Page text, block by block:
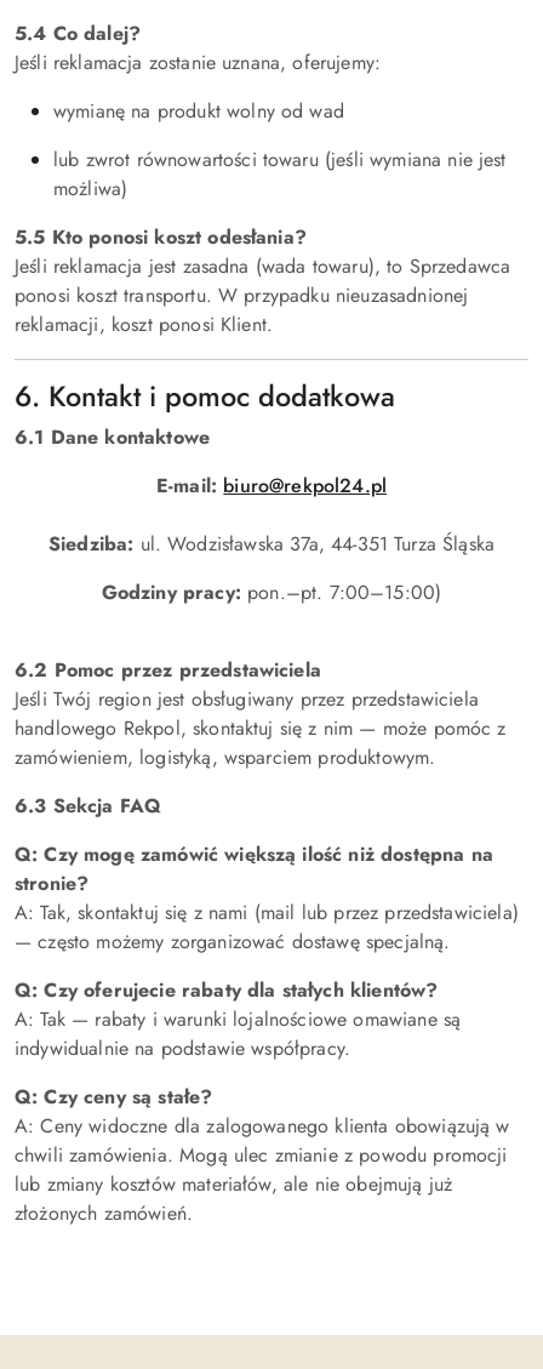
5.4 Co dalej?
Jeśli reklamacja zostanie uznana, oferujemy:
wymianę na produkt wolny od wad
lub zwrot równowartości towaru (jeśli wymiana nie jest
możliwa)
5.5 Kto ponosi koszt odesłania?
Jeśli reklamacja jest zasadna (wada towaru), to Sprzedawca
ponosi koszt transportu. W przypadku nieuzasadnionej
reklamacji, koszt ponosi Klient.
6. Kontakt i pomoc dodatkowa
6.1 Dane kontaktowe
E-mail: biuro@rekpol24.pl
Siedziba: ul. Wodzisławska 37a, 44-351 Turza Śląska
Godziny pracy: pon.–pt. 7:00–15:00)
6.2 Pomoc przez przedstawiciela
Jeśli Twój region jest obsługiwany przez przedstawiciela
handlowego Rekpol, skontaktuj się z nim — może pomóc z
zamówieniem, logistyką, wsparciem produktowym.
6.3 Sekcja FAQ
Q: Czy mogę zamówić większą ilość niż dostępna na
stronie?
A: Tak, skontaktuj się z nami (mail lub przez przedstawiciela)
— często możemy zorganizować dostawę specjalną.
Q: Czy oferujecie rabaty dla stałych klientów?
A: Tak — rabaty i warunki lojalnościowe omawiane są
indywidualnie na podstawie współpracy.
Q: Czy ceny są stałe?
A: Ceny widoczne dla zalogowanego klienta obowiązują w
chwili zamówienia. Mogą ulec zmianie z powodu promocji
lub zmiany kosztów materiałów, ale nie obejmują już
złożonych zamówień.